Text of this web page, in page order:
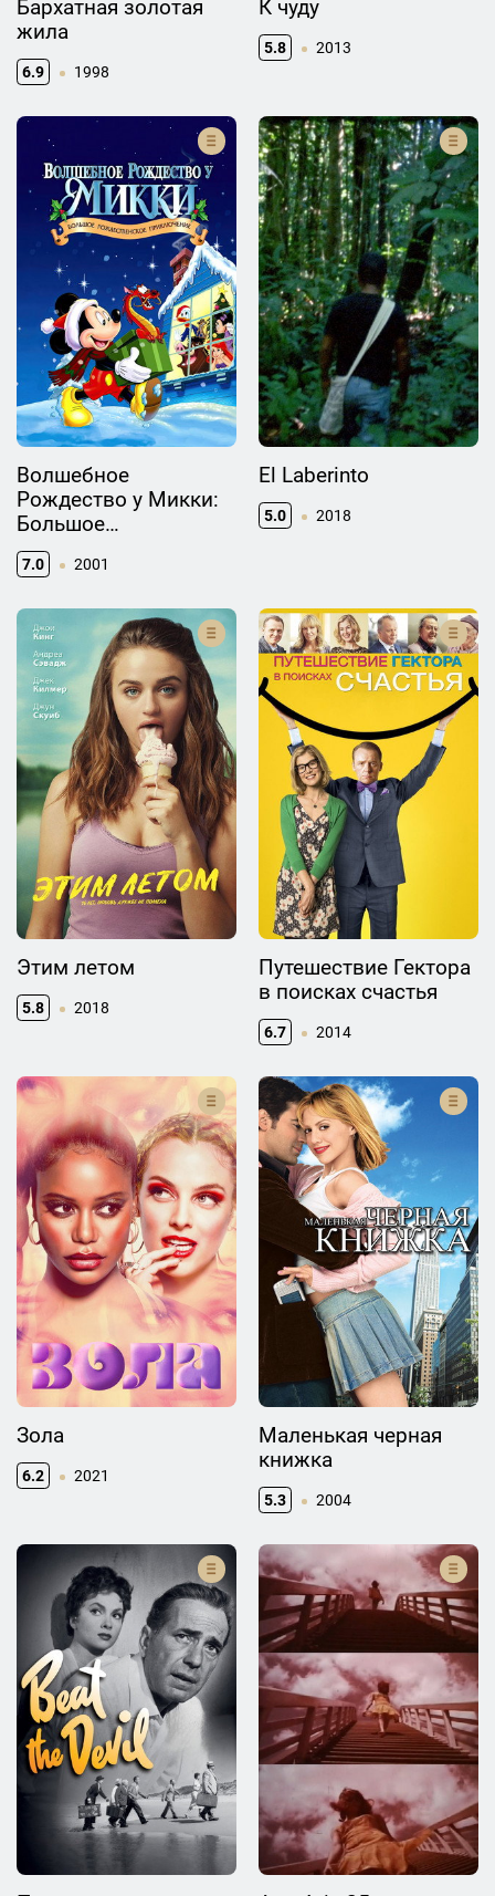
Бархатная золотая
жила
6.9 1998
К чуду
5.8 2013
Волшебное
Рождество у Микки:
Большое
Рождественское
Приключение
7.0 2001
El Laberinto
5.0 2018
Этим летом
5.8 2018
Путешествие Гектора
в поисках счастья
6.7 2014
Зола
6.2 2021
Маленькая черная
книжка
5.3 2004